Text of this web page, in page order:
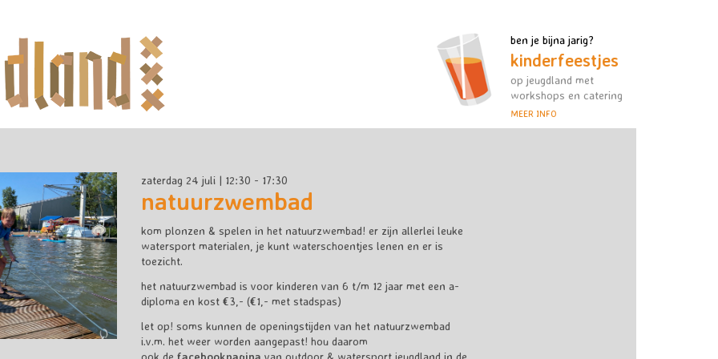
ben je bijna jarig?
kinderfeestjes
op jeugdland met
workshops en catering
MEER INFO
zaterdag 24 juli | 12:30 - 17:30
natuurzwembad
kom plonzen & spelen in het natuurzwembad! er zijn allerlei leuke
watersport materialen, je kunt waterschoentjes lenen en er is
toezicht.
het natuurzwembad is voor kinderen van 6 t/m 12 jaar met een a-
diploma en kost €3,- (€1,- met stadspas)
let op! soms kunnen de openingstijden van het natuurzwembad
i.v.m. het weer worden aangepast! hou daarom